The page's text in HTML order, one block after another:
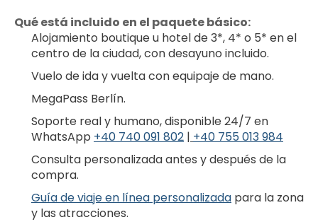
Qué está incluido en el paquete básico:
Alojamiento boutique u hotel de 3*, 4* o 5* en el
centro de la ciudad, con desayuno incluido.
Vuelo de ida y vuelta con equipaje de mano.
MegaPass Berlín.
Soporte real y humano, disponible 24/7 en
WhatsApp +40 740 091 802 | +40 755 013 984
Consulta personalizada antes y después de la
compra.
Guía de viaje en línea personalizada para la zona
y las atracciones.